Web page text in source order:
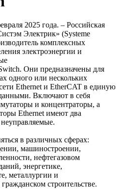
2025 года. – Российская
Электрик» (Systeme
комплексных
электроэнергии и
Они предназначены для
одного или нескольких
Ethernet и EtherCAT в единую
Включают в себя
и концентраторы, а
Ethernet имеют два
в различных сферах:
машиностроении,
нефтегазовом
энергетике,
металлургии и
строительстве.